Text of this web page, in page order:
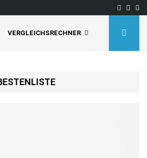
VERGLEICHSRECHNER